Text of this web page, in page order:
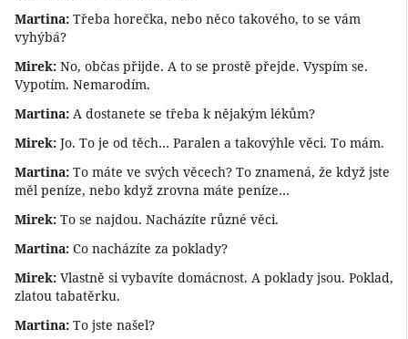
Martina: Třeba horečka, nebo něco takového, to se vám
vyhýbá?
Mirek: No, občas přijde. A to se prostě přejde. Vyspím se.
Vypotím. Nemarodím.
Martina: A dostanete se třeba k nějakým lékům?
Mirek: Jo. To je od těch… Paralen a takovýhle věci. To mám.
Martina: To máte ve svých věcech? To znamená, že když jste
měl peníze, nebo když zrovna máte peníze…
Mirek: To se najdou. Nacházíte různé věci.
Martina: Co nacházíte za poklady?
Mirek: Vlastně si vybavíte domácnost. A poklady jsou. Poklad,
zlatou tabatěrku.
Martina: To jste našel?